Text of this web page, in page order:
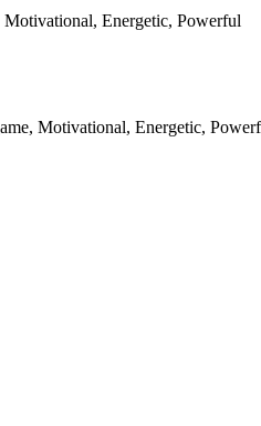
Energetic, Powerful
Motivational, Energetic,